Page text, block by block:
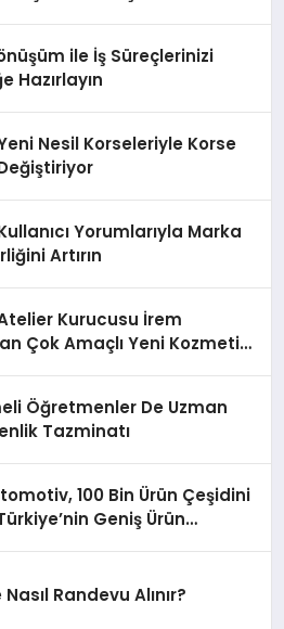
ile İş Süreçlerinizi
Hazırlayın
Nesil Korseleriyle Korse
Değiştiriyor
Yorumlarıyla Marka
Artırın
Kurucusu İrem
Çok Amaçlı Yeni Kozmetik
Öğretmenler De Uzman
Tazminatı
100 Bin Ürün Çeşidini
Geniş Ürün
Nasıl Randevu Alınır?